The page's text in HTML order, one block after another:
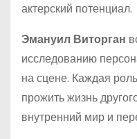
актерский потенциал.
Эмануил Виторган
исследованию
на сцене. Каждая
прожить жизнь
внутренний мир и